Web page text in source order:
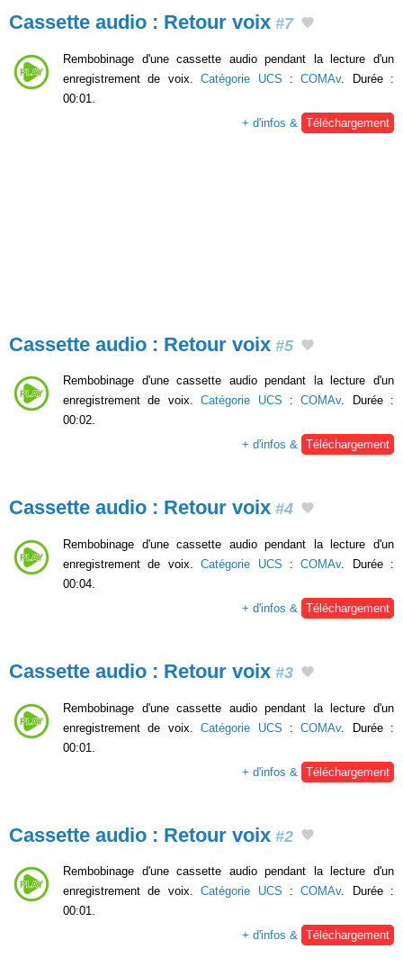
Cassette audio : Retour voix #7
Rembobinage d'une cassette audio pendant la lecture d'un
enregistrement de voix.Catégorie UCS :COMAv. Durée :
00:01.
+ d'infos &
Téléchargement
Cassette audio : Retour voix #5
Rembobinage d'une cassette audio pendant la lecture d'un
enregistrement de voix.Catégorie UCS :COMAv. Durée :
00:02.
+ d'infos & Téléchargement
Cassette audio : Retour voix #4
Rembobinage d'une cassette audio pendant la lecture d'un
enregistrement de voix.Catégorie UCS :COMAv. Durée :
00:04.
+ d'infos & Téléchargement
Cassette audio : Retour voix #3
Rembobinage d'une cassette audio pendant la lecture d'un
enregistrement de voix.Catégorie UCS :COMAv. Durée :
00:01.
+ d'infos &
Téléchargement
Cassette audio : Retour voix #2
Rembobinage d'une cassette audio pendant la lecture d'un
enregistrement de voix.Catégorie UCS :COMAv. Durée :
00:01.
+ d'infos & Téléchargement